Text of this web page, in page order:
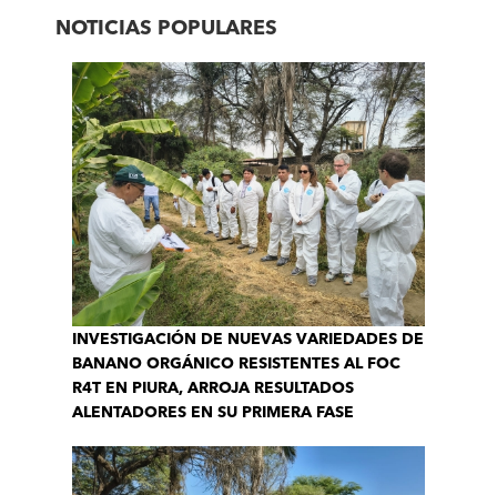
NOTICIAS POPULARES
INVESTIGACIÓN DE NUEVAS VARIEDADES DE
BANANO ORGÁNICO RESISTENTES AL FOC
R4T EN PIURA, ARROJA RESULTADOS
ALENTADORES EN SU PRIMERA FASE